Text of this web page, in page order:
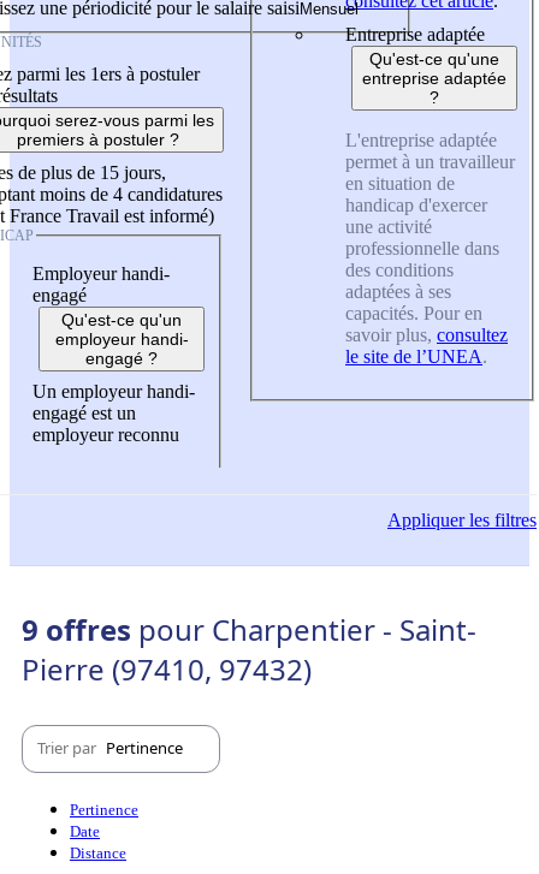
une périodicité pour le salaire saisi
parmi les 1ers à postuler
serez-vous parmi les
premiers à postuler ?
de plus de 15 jours,
moins de 4 candidatures
France Travail est informé)
Employeur handi-
engagé
Qu'est-ce qu'un
employeur handi-
engagé ?
Un employeur handi-
engagé est un
employeur reconnu
Entreprise adaptée
Qu'est-ce qu'une
entreprise adaptée
?
L'entreprise adaptée
permet à un travailleur
en situation de
handicap d'exercer
une activité
professionnelle dans
des conditions
adaptées à ses
capacités. Pour en
savoir plus, consultez
le site de l’UNEA.
Appliquerles filtres
9 offres pour Charpentier - Saint-
Pierre (97410, 97432)
Trier par Pertinence
Pertinence
Date
Distance